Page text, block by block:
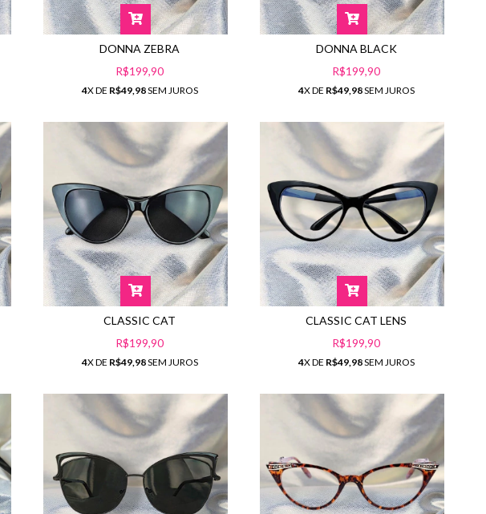
DONNA ZEBRA
R$199,90
4X DE R$49,98SEM JUROS
DONNA BLACK
R$199,90
4X DE R$49,98SEM JUROS
CLASSIC CAT
R$199,90
4X DE R$49,98SEM JUROS
CLASSIC CAT LENS
R$199,90
4X DE R$49,98SEM JUROS